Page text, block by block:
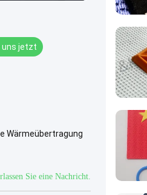
uns jetzt
Wärmeübertragung
Sie eine Nachricht.